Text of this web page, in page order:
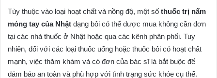
Tùy thuộc vào loại hoạt chất và nồng độ, một số thuốc trị nấm
móng tay của Nhật dạng bôi có thể được mua không cần đơn
tại các nhà thuốc ở Nhật hoặc qua các kênh phân phối. Tuy
nhiên, đối với các loại thuốc uống hoặc thuốc bôi có hoạt chất
mạnh, việc thăm khám và có đơn của bác sĩ là bắt buộc để
đảm bảo an toàn và phù hợp với tình trạng sức khỏe cụ thể.